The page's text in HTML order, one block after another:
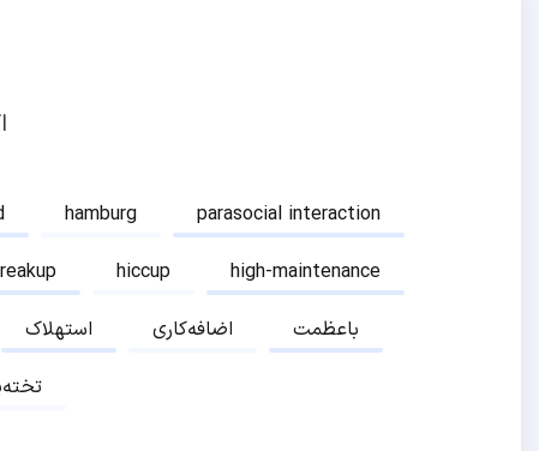
hamburg
parasocial interaction
hiccup
high-maintenance
استهلاک اضافه‌کاری
باعظمت